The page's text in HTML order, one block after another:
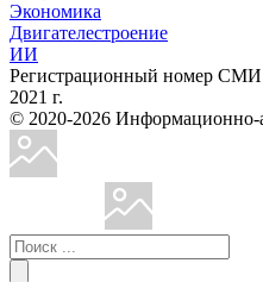
Экономика
Двигателестроение
ИИ
Регистрационный номер СМИ
2021 г.
© 2020-2026 Информационно-